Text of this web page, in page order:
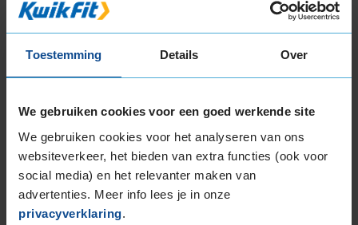
Toestemming Details Over
We gebruiken cookies voor een goed werkende site
We gebruiken cookies voor het analyseren van ons
websiteverkeer, het bieden van extra functies (ook voor
social media) en het relevanter maken van
advertenties. Meer info lees je in onze
privacyverklaring.
Montage Veilig & Zeker
Montage
Balanceren
Ventiel of TPMS service
Stikstof